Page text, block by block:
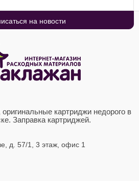
картриджи недорого в
Заправка картриджей.
д. 57/1, 3 этаж, офис 1